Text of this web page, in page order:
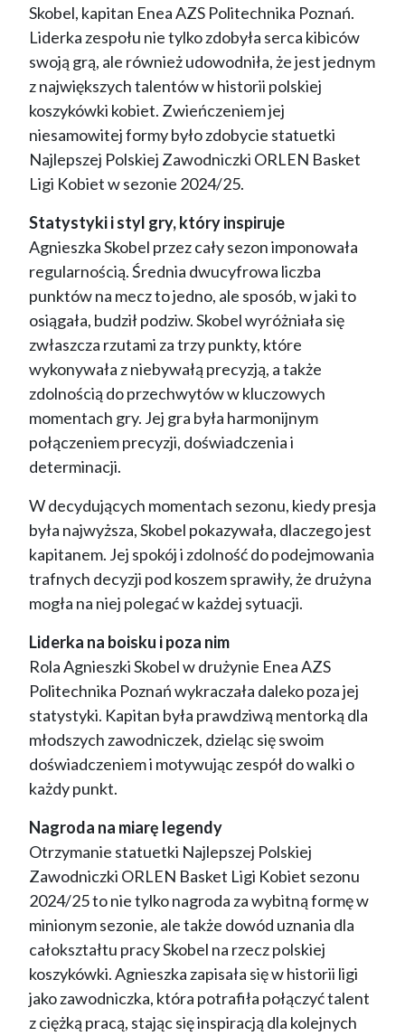
Skobel, kapitan Enea AZS Politechnika Poznań.
Liderka zespołu nie tylko zdobyła serca kibiców
swoją grą, ale również udowodniła, że jest jednym
z największych talentów w historii polskiej
koszykówki kobiet. Zwieńczeniem jej
niesamowitej formy było zdobycie statuetki
Najlepszej Polskiej Zawodniczki ORLEN Basket
Ligi Kobiet w sezonie 2024/25.
Statystyki i styl gry, który inspiruje
Agnieszka Skobel przez cały sezon imponowała
regularnością. Średnia dwucyfrowa liczba
punktów na mecz to jedno, ale sposób, w jaki to
osiągała, budził podziw. Skobel wyróżniała się
zwłaszcza rzutami za trzy punkty, które
wykonywała z niebywałą precyzją, a także
zdolnością do przechwytów w kluczowych
momentach gry. Jej gra była harmonijnym
połączeniem precyzji, doświadczenia i
determinacji.
W decydujących momentach sezonu, kiedy presja
była najwyższa, Skobel pokazywała, dlaczego jest
kapitanem. Jej spokój i zdolność do podejmowania
trafnych decyzji pod koszem sprawiły, że drużyna
mogła na niej polegać w każdej sytuacji.
Liderka na boisku i poza nim
Rola Agnieszki Skobel w drużynie Enea AZS
Politechnika Poznań wykraczała daleko poza jej
statystyki. Kapitan była prawdziwą mentorką dla
młodszych zawodniczek, dzieląc się swoim
doświadczeniem i motywując zespół do walki o
każdy punkt.
Nagroda na miarę legendy
Otrzymanie statuetki Najlepszej Polskiej
Zawodniczki ORLEN Basket Ligi Kobiet sezonu
2024/25 to nie tylko nagroda za wybitną formę w
minionym sezonie, ale także dowód uznania dla
całokształtu pracy Skobel na rzecz polskiej
koszykówki. Agnieszka zapisała się w historii ligi
jako zawodniczka, która potrafiła połączyć talent
z ciężką pracą, stając się inspiracją dla kolejnych